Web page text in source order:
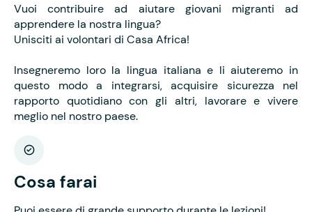
Vuoi contribuire ad aiutare giovani migranti ad
apprendere la nostra lingua?
Unisciti ai volontari di Casa Africa!
Insegneremo loro la lingua italiana e li aiuteremo in
questo modo a integrarsi, acquisire sicurezza nel
rapporto quotidiano con gli altri, lavorare e vivere
meglio nel nostro paese.
Cosa farai